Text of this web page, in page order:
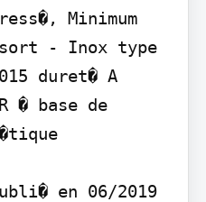
Minimum
- Inox type
duret� A
� base de
en 06/2019